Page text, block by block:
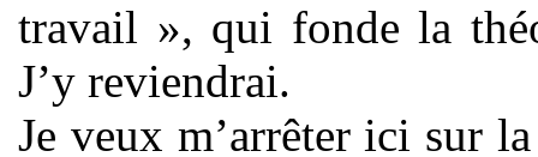
travail », qui fonde la
J’y reviendrai.
Je veux m’arrêter ici sur